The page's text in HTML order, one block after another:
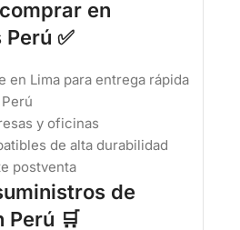
en
✅
en Lima para entrega rápida
y oficinas
de alta durabilidad
postventa
de
Perú 🛒